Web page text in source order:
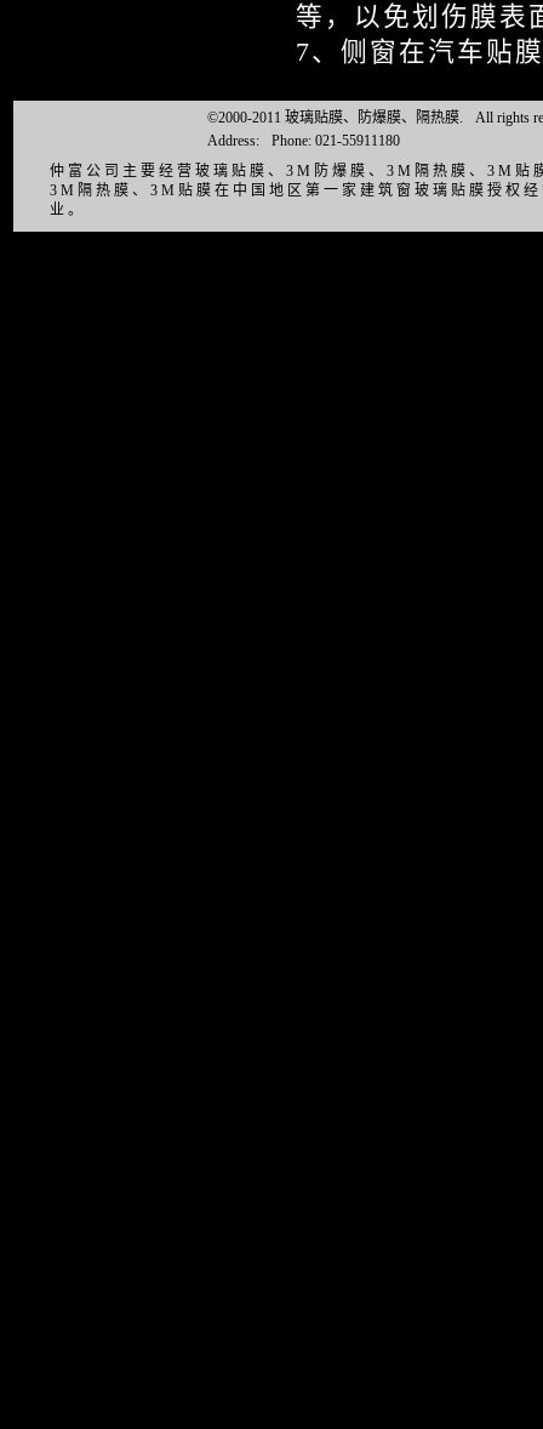
等，以免划伤膜表
7、侧窗在汽车贴
©2000-2011 玻璃贴膜、防爆膜、隔热膜.
All rights
Address:
Phone: 021-55911180
仲富公司主要经营玻璃贴膜、3M防爆膜、3M隔热膜、3M
3M隔热膜、3M贴膜在中国地区第一家建筑窗玻璃贴膜授权
业。